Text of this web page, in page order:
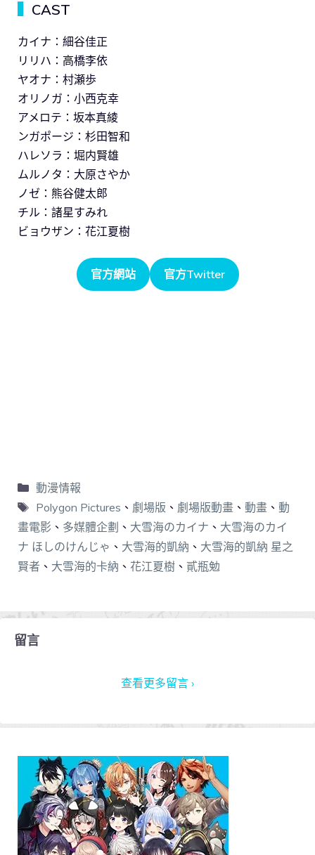
CAST
カイナ：細谷佳正
リリハ：高橋李依
ヤオナ：村瀬歩
オリノガ：小西克幸
アメロテ：坂本真綾
ンガポージ：杉田智和
ハレソラ：堀内賢雄
ムルノタ：大原さやか
ノゼ：熊谷健太郎
チル：諸星すみれ
ビョウザン：花江夏樹
官方網站 官方Twitter
動漫情報
Polygon Pictures 、 劇場版 、 劇場版動畫、 動畫、 動
畫電影 、 多媒體企劃 、 大雪海のカイナ 、 大雪海のカイ
ナ ほしのけんじゃ 、 大雪海的凱納 、 大雪海的凱納 星之
賢者 、 大雪海的卡納 、 花江夏樹 、 貳瓶勉
留言
查看更多留言 ›